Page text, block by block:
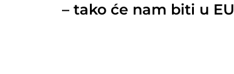
– tako će nam biti u EU